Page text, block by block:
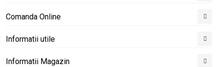
Comanda Online
Informatii utile
Informatii Magazin